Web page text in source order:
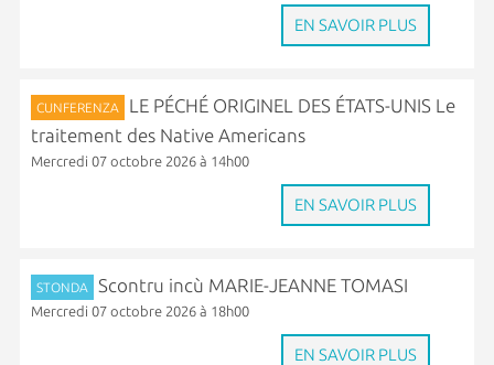
EN SAVOIR PLUS
CUNFERENZA
LE PÉCHÉ ORIGINEL DES ÉTATS-UNIS Le
traitement des Native Americans
Mercredi 07 octobre 2026 à 14h00
EN SAVOIR PLUS
STONDA Scontru incù MARIE-JEANNE TOMASI
Mercredi 07 octobre 2026 à 18h00
EN SAVOIR PLUS